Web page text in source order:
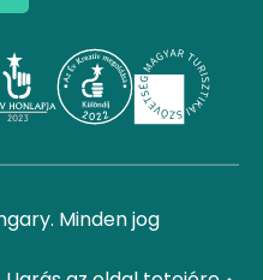
Minden jog